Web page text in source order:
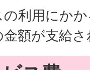
利用にか
額が支給